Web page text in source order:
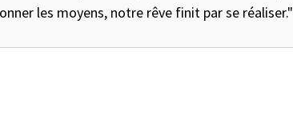
les moyens, notre rêve finit par se réaliser."